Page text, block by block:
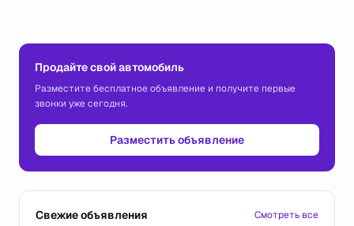
Продайте свой автомобиль
Разместите бесплатное объявление и получите первые
звонки уже сегодня.
Разместить объявление
Свежие объявления Смотреть все